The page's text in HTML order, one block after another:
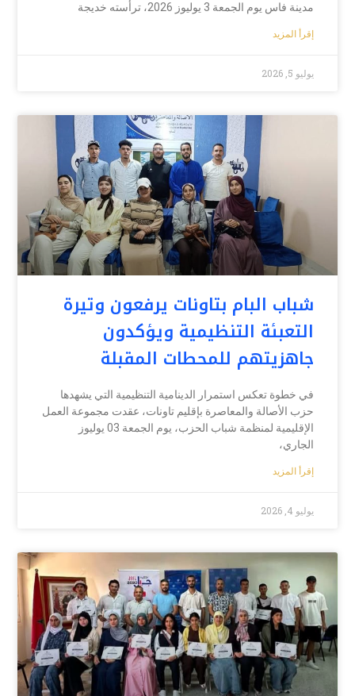
مدينة فاس يوم الجمعة 3 يوليوز 2026، ترأسته خديجة
إقرأ المزيد
يوليو 5, 2026
شباب البام بتاونات يرفعون وتيرة
التعبئة التنظيمية ويؤكدون
جاهزيتهم للمحطات المقبلة
في خطوة تعكس استمرار الدينامية التنظيمية التي يشهدها
حزب الأصالة والمعاصرة بإقليم تاونات، عقدت مجموعة العمل
الإقليمية لمنظمة شباب الحزب، يوم الجمعة 03 يوليوز
الجاري،
إقرأ المزيد
يوليو 4, 2026